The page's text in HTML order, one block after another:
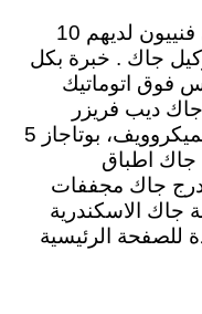
نعتمد عند تصليح اجهزة جاك على فنييون لديهم 10
جاك . خبرة بكل
فوق اتوماتيك
ديب فريزر
تكييف. جاك الاسكندرية لصيانة الميكروويف، بوتاجاز 5
جاك اطباق
صيانة ديب فريزر 5 درج جاك مجففات
جاك الاسكندرية
الرئيسية